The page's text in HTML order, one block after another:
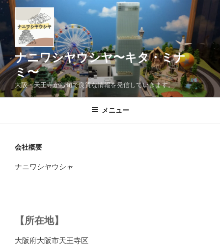
コ
ン
ツ
へ
ス
キ
ッ
ナニワシヤウシヤ〜キタ・ミナ
ミ〜
大阪・天王寺から旬で良質な情報を発信していきます。
メニュー
会社概要
ナニワシヤウシャ
【所在地】
大阪府大阪市天王寺区